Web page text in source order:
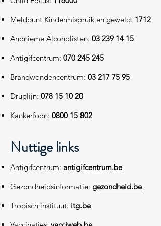
Meldpunt Kindermisbruik en geweld: 1712
Anonieme Alcoholisten: 03 239 14 15
Antigifcentrum: 070 245 245
Brandwondencentrum: 03 217 75 95
Druglijn: 078 15 10 20
Kankerfoon: 0800 15 802
Nuttige links
Antigifcentrum: antigifcentrum.be
Gezondheidsinformatie: gezondheid.be
Tropisch instituut: itg.be